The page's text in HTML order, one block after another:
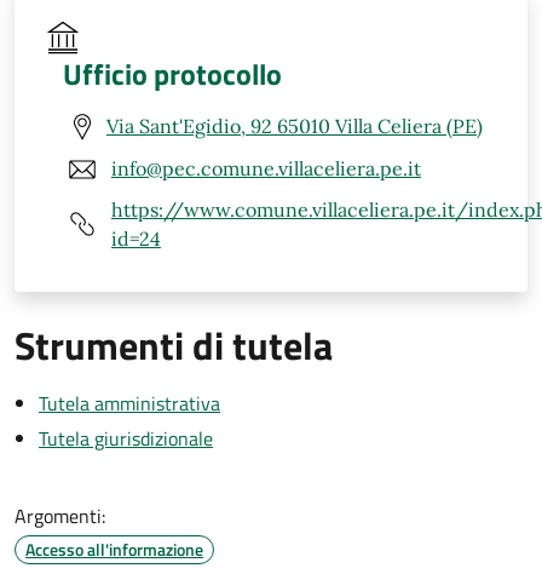
Ufficio protocollo
Via Sant'Egidio, 92 65010 Villa Celiera (PE)
info@pec.comune.villaceliera.pe.it
https://www.comune.villaceliera.pe.it/
id=24
Strumenti di tutela
Tutela amministrativa
Tutela giurisdizionale
Argomenti:
Accesso all'informazione